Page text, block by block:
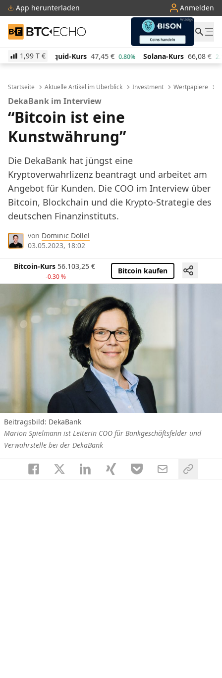
App herunterladen Anmelden
BTC-ECHO
1,99 T €
47,45 € 0.80% Solana-Kurs 66,08 2.10% TRON-Kurs
Startseite Aktuelle Artikel im Überblick Investment Wertpapiere
DekaBank im Interview
“Bitcoin ist eine
Kunstwährung”
Die DekaBank hat jüngst eine
Kryptoverwahrlizenz beantragt und arbeitet am
Angebot für Kunden. Die COO im Interview über
Bitcoin, Blockchain und die Krypto-Strategie des
deutschen Finanzinstituts.
von Dominic Döllel
03.05.2023, 18:02
Bitcoin-Kurs 56.103,25 €
-0.30 %
Bitcoin kaufen
Beitragsbild: DekaBank
Marion Spielmann ist Leiterin COO für Bankgeschäftsfelder und
Verwahrstelle bei der DekaBank